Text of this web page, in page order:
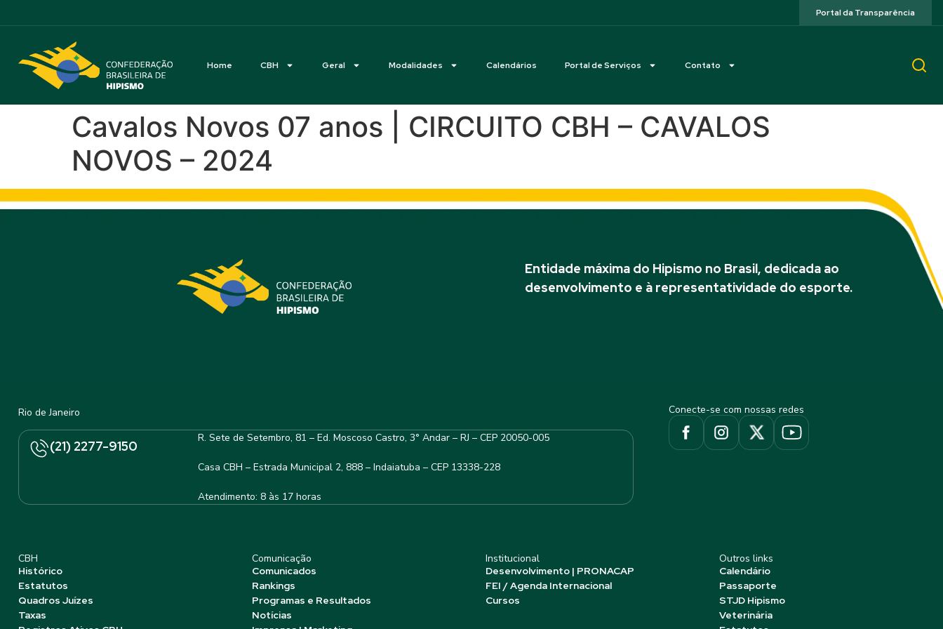
Portal da Transparência
Home CBH Geral Modalidades Calendários Portal de Serviços Contato
Cavalos Novos 07 anos | CIRCUITO CBH – CAVALOS
NOVOS – 2024
Entidade máxima do Hipismo no Brasil, dedicada ao
desenvolvimento e à representatividade do esporte.
Rio de Janeiro
(21) 2277-9150
R. Sete de Setembro, 81 – Ed. Moscoso Castro, 3° Andar – RJ – CEP 20050-005
Casa CBH – Estrada Municipal 2, 888 – Indaiatuba – CEP 13338-228
Atendimento: 8 às 17 horas
Conecte-se com nossas redes
CBH
Histórico
Estatutos
Quadros Juízes
Taxas
Comunicação
Comunicados
Rankings
Programas e Resultados
Notícias
Institucional
Desenvolvimento | PRONACAP
FEI / Agenda Internacional
Cursos
Outros links
Calendário
Passaporte
STJD Hipismo
Veterinária